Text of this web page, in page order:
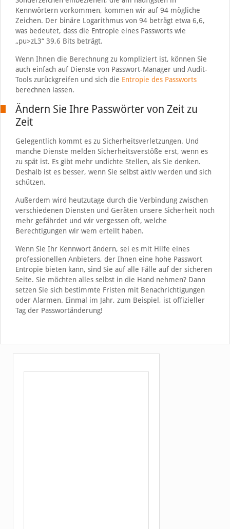
Kennwörtern vorkommen, kommen wir auf 94 mögliche
Zeichen. Der binäre Logarithmus von 94 beträgt etwa 6,6,
was bedeutet, dass die Entropie eines Passworts wie
„pu>zL3“ 39,6 Bits beträgt.
Wenn Ihnen die Berechnung zu kompliziert ist, können Sie
auch einfach auf Dienste von Passwort-Manager und Audit-
Tools zurückgreifen und sich die Entropie des Passworts
berechnen lassen.
Ändern Sie Ihre Passwörter von Zeit zu
Zeit
Gelegentlich kommt es zu Sicherheitsverletzungen. Und
manche Dienste melden Sicherheitsverstöße erst, wenn es
zu spät ist. Es gibt mehr undichte Stellen, als Sie denken.
Deshalb ist es besser, wenn Sie selbst aktiv werden und sich
schützen.
Außerdem wird heutzutage durch die Verbindung zwischen
verschiedenen Diensten und Geräten unsere Sicherheit noch
mehr gefährdet und wir vergessen oft, welche
Berechtigungen wir wem erteilt haben.
Wenn Sie Ihr Kennwort ändern, sei es mit Hilfe eines
professionellen Anbieters, der Ihnen eine hohe Passwort
Entropie bieten kann, sind Sie auf alle Fälle auf der sicheren
Seite. Sie möchten alles selbst in die Hand nehmen? Dann
setzen Sie sich bestimmte Fristen mit Benachrichtigungen
oder Alarmen. Einmal im Jahr, zum Beispiel, ist offizieller
Tag der Passwortänderung!